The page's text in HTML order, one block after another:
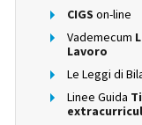
CIGS on-line
Vademecum
Lavoro
Le Leggi di
Linee Guida